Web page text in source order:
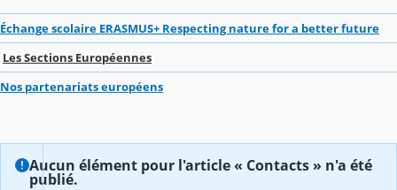
Échange scolaire ERASMUS+ Respecting nature for a better future
Les Sections Européennes
Nos partenariats européens
Aucun élément pour l'article « Contacts » n'a été
publié.